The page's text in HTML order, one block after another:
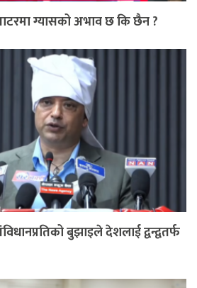
ग्यासको अभाव छ कि छैन ?
बुझाइले देशलाई द्वन्द्वतर्फ